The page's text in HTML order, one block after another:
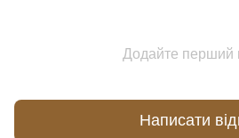
Додайте перший
Написати